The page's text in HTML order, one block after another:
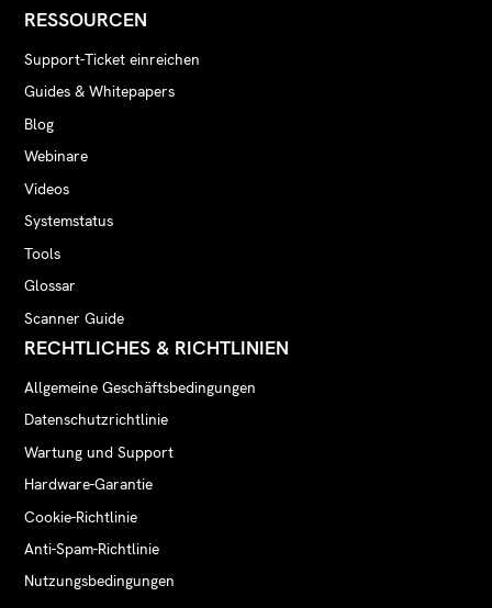
RESSOURCEN
Support-Ticket einreichen
Guides & Whitepapers
Blog
Webinare
Videos
Systemstatus
Tools
Glossar
Scanner Guide
RECHTLICHES & RICHTLINIEN
Allgemeine Geschäftsbedingungen
Datenschutzrichtlinie
Wartung und Support
Hardware-Garantie
Cookie-Richtlinie
Anti-Spam-Richtlinie
Nutzungsbedingungen